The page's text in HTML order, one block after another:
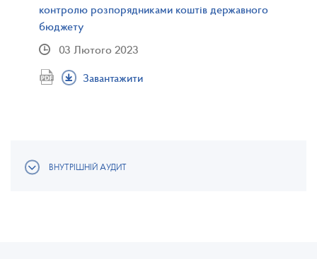
контролю розпорядниками коштів державного
бюджету
03 Лютого 2023
Завантажити
ВНУТРІШНІЙ АУДИТ